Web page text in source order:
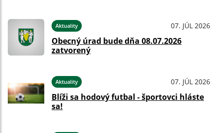
Aktuality 07. JÚL 2026
Obecný úrad bude dňa 08.07.2026
zatvorený
Aktuality 07. JÚL 2026
Blíži sa hodový futbal - športovci hláste
sa!